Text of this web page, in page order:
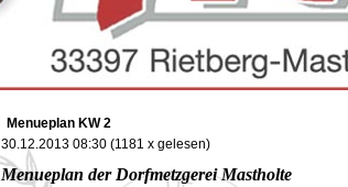
Menueplan KW 2
30.12.2013 08:30 (1181 x gelesen)
Menueplan der Dorfmetzgerei Mastholte